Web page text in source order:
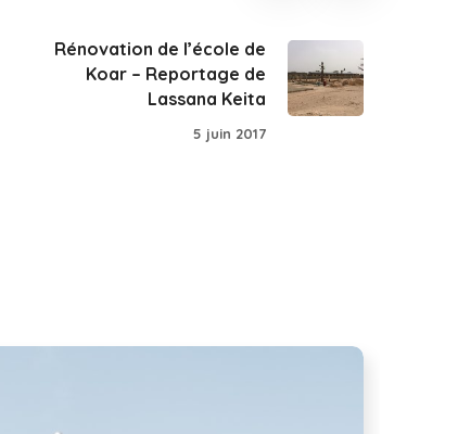
Rénovation de l’école de
Koar – Reportage de
Lassana Keita
5 juin 2017